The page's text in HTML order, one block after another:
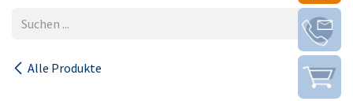
Alle Produkte